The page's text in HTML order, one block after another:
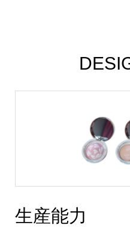
生産能力